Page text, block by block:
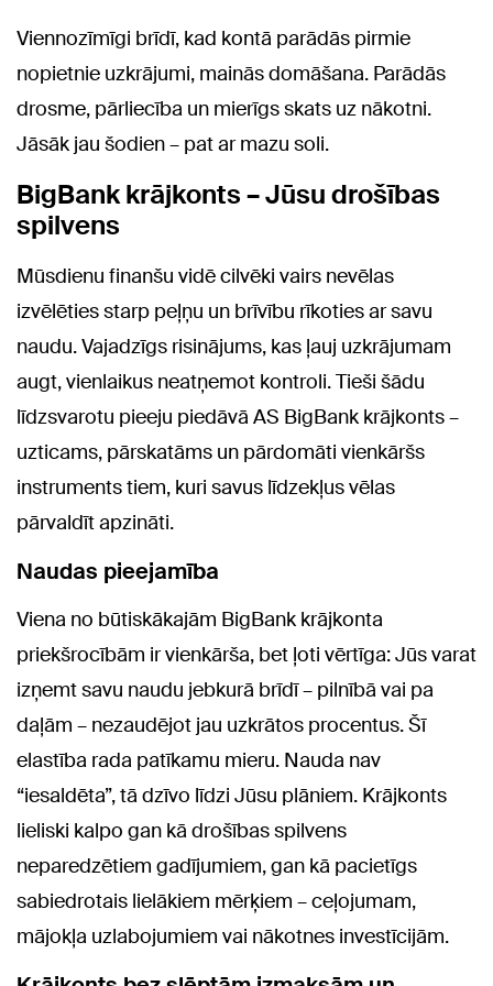
Viennozīmīgi brīdī, kad kontā parādās pirmie
nopietnie uzkrājumi, mainās domāšana. Parādās
drosme, pārliecība un mierīgs skats uz nākotni.
Jāsāk jau šodien – pat ar mazu soli.
BigBank krājkonts – Jūsu drošības
spilvens
Mūsdienu finanšu vidē cilvēki vairs nevēlas
izvēlēties starp peļņu un brīvību rīkoties ar savu
naudu. Vajadzīgs risinājums, kas ļauj uzkrājumam
augt, vienlaikus neatņemot kontroli. Tieši šādu
līdzsvarotu pieeju piedāvā AS BigBank krājkonts –
uzticams, pārskatāms un pārdomāti vienkāršs
instruments tiem, kuri savus līdzekļus vēlas
pārvaldīt apzināti.
Naudas pieejamība
Viena no būtiskākajām BigBank krājkonta
priekšrocībām ir vienkārša, bet ļoti vērtīga: Jūs varat
izņemt savu naudu jebkurā brīdī – pilnībā vai pa
daļām – nezaudējot jau uzkrātos procentus. Šī
elastība rada patīkamu mieru. Nauda nav
“iesaldēta”, tā dzīvo līdzi Jūsu plāniem. Krājkonts
lieliski kalpo gan kā drošības spilvens
neparedzētiem gadījumiem, gan kā pacietīgs
sabiedrotais lielākiem mērķiem – ceļojumam,
mājokļa uzlabojumiem vai nākotnes investīcijām.